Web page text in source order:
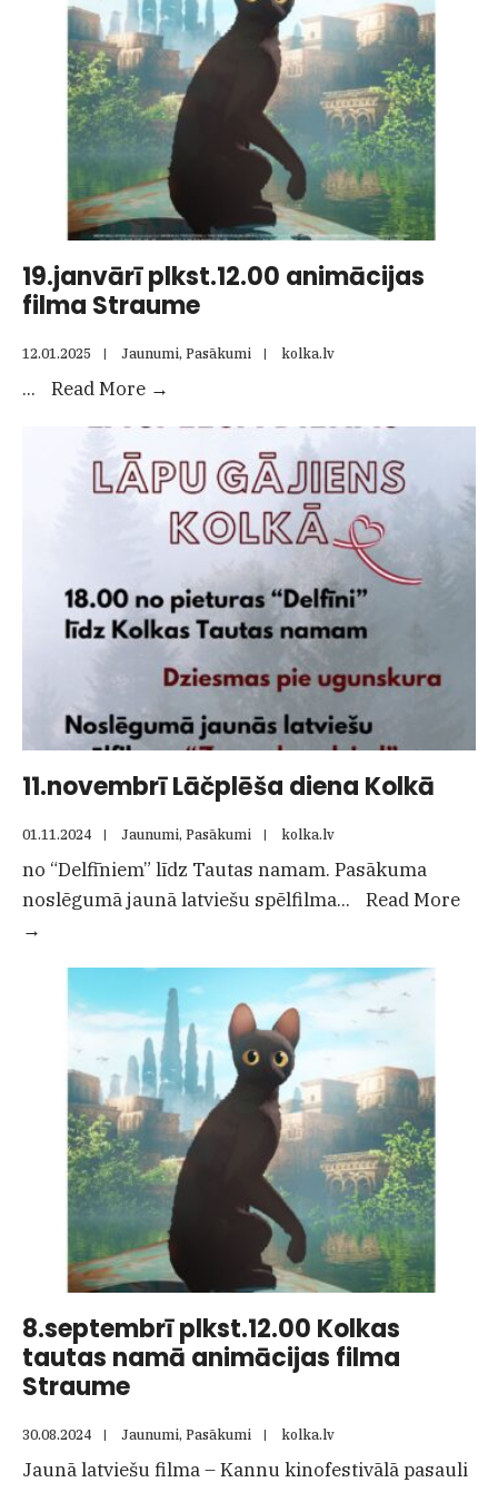
diena
19.janvārī plkst.12.00 animācijas
filma Straume
12.01.2025 | Jaunumi, Pasākumi | kolka.lv
... Read More →
animācijas
filma
Straume
11.novembrī Lāčplēša diena Kolkā
01.11.2024 | Jaunumi, Pasākumi | kolka.lv
no “Delfīniem” līdz Tautas namam. Pasākuma
noslēgumā jaunā latviešu spēlfilma...
Read More
→
diena
Kolkā
8.septembrī plkst.12.00 Kolkas
tautas namā animācijas filma
Straume
30.08.2024 | Jaunumi, Pasākumi | kolka.lv
Jaunā latviešu filma – Kannu kinofestivālā pasauli